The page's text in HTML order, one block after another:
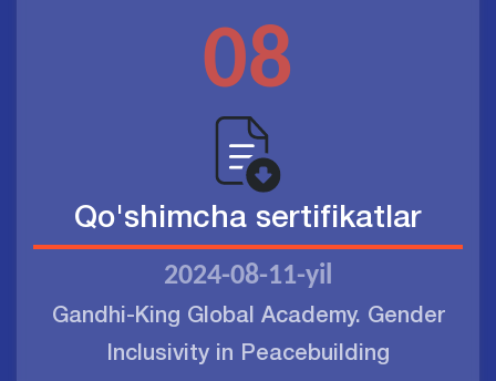
08
Qo'shimcha sertifikatlar
2024-08-11-yil
Gandhi-King Global Academy. Gender
Inclusivity in Peacebuilding